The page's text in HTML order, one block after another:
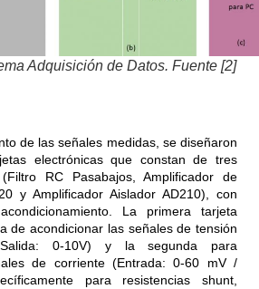
Adquisición de Datos. Fuente [2]
de las señales medidas, se diseñaron
electrónicas que constan de tres
RC Pasabajos, Amplificador de
y Amplificador Aislador AD210), con
La primera tarjeta
de acondicionar las señales de tensión
0-10V) y la segunda para
de corriente (Entrada: 0-60 mV /
para resistencias shunt,